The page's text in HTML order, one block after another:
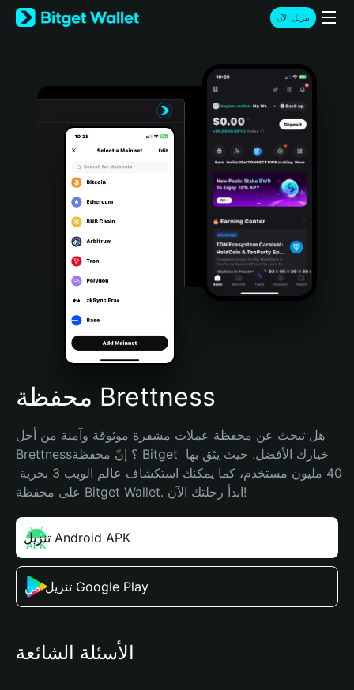
English
日本語
Türkçe
Português (Portugal)
Bahasa Indonesia
Português (Brasil)
Español (Argentina)
تنزيل الآن
محفظة Brettness
هل تبحث عن محفظة عملات مشفرة موثوقة وآمنة من أجل
Brettness؟ إنّ محفظة Bitget خيارك الأفضل. حيث يثق بها
على محفظة Bitget Wallet. ابدأ رحلتك الآن!
تنزيل Android APK
تنزيل من Google Play
الأسئلة الشائعة